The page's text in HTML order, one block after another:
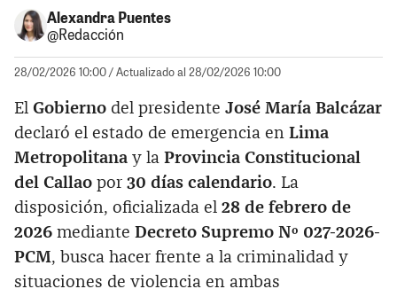
Alexandra Puentes
@Redacción
28/02/2026 10:00/ Actualizado al 28/02/2026 10:00
El Gobierno del presidente José María Balcázar
declaró el estado de emergencia en Lima
Metropolitana y la Provincia Constitucional
del Callao por 30 días calendario. La
disposición, oficializada el 28 de febrero de
2026 mediante Decreto Supremo Nº 027-2026-
PCM, busca hacer frente a la criminalidad y
situaciones de violencia en ambas